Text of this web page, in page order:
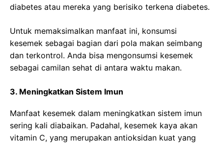
diabetes atau mereka yang berisiko terkena diabetes.
Untuk memaksimalkan manfaat ini, konsumsi
kesemek sebagai bagian dari pola makan seimbang
dan terkontrol. Anda bisa mengonsumsi kesemek
sebagai camilan sehat di antara waktu makan.
3. Meningkatkan Sistem Imun
Manfaat kesemek dalam meningkatkan sistem imun
sering kali diabaikan. Padahal, kesemek kaya akan
vitamin C, yang merupakan antioksidan kuat yang